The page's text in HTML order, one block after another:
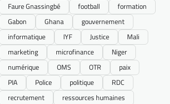
Faure Gnassingbé
football
formation
Gabon
Ghana
gouvernement
informatique
IYF Justice
Mali
marketing
microfinance
Niger
numérique
OMS OTR
paix
PIA
Police politique
RDC
recrutement
ressources humaines